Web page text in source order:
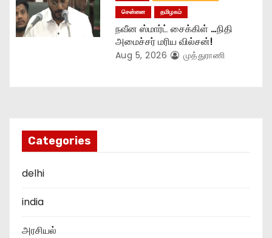
சென்னை
தமிழகம்
நவீன ஸ்மார்ட் சைக்கிள் …நிதி
அமைச்சர் மரிய வில்சன்!
Aug 5, 2026 முத்துராணி
Categories
delhi
india
அரசியல்